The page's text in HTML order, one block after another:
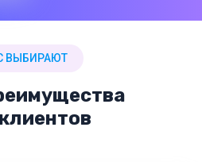
ВЫБИРАЮТ